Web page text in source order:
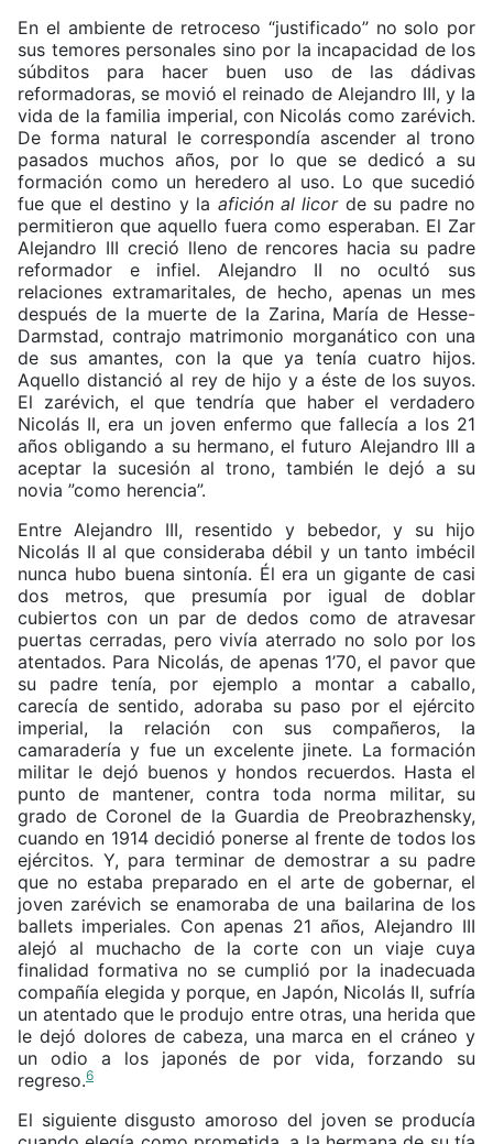
En el ambiente de retroceso “justificado” no solo por
sus temores personales sino por la incapacidad de los
súbditos para hacer buen uso de las dádivas
reformadoras, se movió el reinado de Alejandro III, y la
vida de la familia imperial, con Nicolás como zarévich.
De forma natural le correspondía ascender al trono
pasados muchos años, por lo que se dedicó a su
formación como un heredero al uso. Lo que sucedió
fue que el destino y la afición al licorde su padre no
permitieron que aquello fuera como esperaban. El Zar
Alejandro III creció lleno de rencores hacia su padre
reformador e infiel. Alejandro II no ocultó sus
relaciones extramaritales, de hecho, apenas un mes
después de la muerte de la Zarina, María de Hesse-
Darmstad, contrajo matrimonio morganático con una
de sus amantes, con la que ya tenía cuatro hijos.
Aquello distanció al rey de hijo y a éste de los suyos.
El zarévich, el que tendría que haber el verdadero
Nicolás II, era un joven enfermo que fallecía a los 21
años obligando a su hermano, el futuro Alejandro III a
aceptar la sucesión al trono, también le dejó a su
novia ”como herencia”.
Entre Alejandro III, resentido y bebedor, y su hijo
Nicolás II al que consideraba débil y un tanto imbécil
nunca hubo buena sintonía. Él era un gigante de casi
dos metros, que presumía por igual de doblar
cubiertos con un par de dedos como de atravesar
puertas cerradas, pero vivía aterrado no solo por los
atentados. Para Nicolás, de apenas 1’70, el pavor que
su padre tenía, por ejemplo a montar a caballo,
carecía de sentido, adoraba su paso por el ejército
imperial, la relación con sus compañeros, la
camaradería y fue un excelente jinete. La formación
militar le dejó buenos y hondos recuerdos. Hasta el
punto de mantener, contra toda norma militar, su
grado de Coronel de la Guardia de Preobrazhensky,
cuando en 1914 decidió ponerse al frente de todos los
ejércitos. Y, para terminar de demostrar a su padre
que no estaba preparado en el arte de gobernar, el
joven zarévich se enamoraba de una bailarina de los
ballets imperiales. Con apenas 21 años, Alejandro III
alejó al muchacho de la corte con un viaje cuya
finalidad formativa no se cumplió por la inadecuada
compañía elegida y porque, en Japón, Nicolás II, sufría
un atentado que le produjo entre otras, una herida que
le dejó dolores de cabeza, una marca en el cráneo y
un odio a los japonés de por vida, forzando su
regreso.6
El siguiente disgusto amoroso del joven se producía